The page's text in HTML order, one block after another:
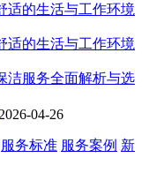
适的生活与工作环境
适的生活与工作环境
洁服务全面解析与选
04-26
服务标准 服务案例 新